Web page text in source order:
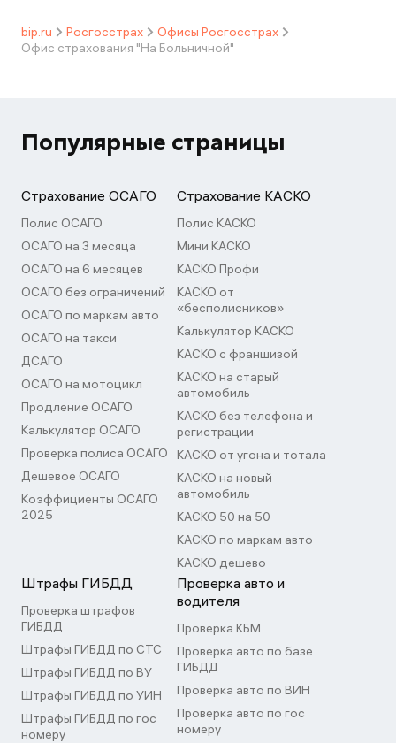
bip.ru Росгосстрах
Офисы Росгосстрах
Офис страхования "На Больничной"
Популярные страницы
Страхование ОСАГО
Полис ОСАГО
ОСАГО на 3 месяца
ОСАГО на 6 месяцев
ОСАГО без ограничений
ОСАГО по маркам авто
ОСАГО на такси
ДСАГО
ОСАГО на мотоцикл
Продление ОСАГО
Калькулятор ОСАГО
Проверка полиса ОСАГО
Дешевое ОСАГО
Коэффициенты ОСАГО
2025
Страхование КАСКО
Полис КАСКО
Мини КАСКО
КАСКО Профи
КАСКО от
«бесполисников»
Калькулятор КАСКО
КАСКО с франшизой
КАСКО на старый
автомобиль
КАСКО без телефона и
регистрации
КАСКО от угона и тотала
КАСКО на новый
автомобиль
КАСКО 50 на 50
КАСКО по маркам авто
КАСКО дешево
Штрафы ГИБДД
Проверка штрафов
ГИБДД
Штрафы ГИБДД по СТС
Штрафы ГИБДД по ВУ
Штрафы ГИБДД по УИН
Штрафы ГИБДД по гос
номеру
Проверка авто и
водителя
Проверка КБМ
Проверка авто по базе
ГИБДД
Проверка авто по ВИН
Проверка авто по гос
номеру